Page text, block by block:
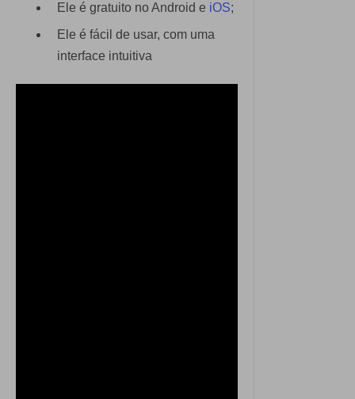
Ele é gratuito no Android e iOS;
Ele é fácil de usar, com uma
interface intuitiva